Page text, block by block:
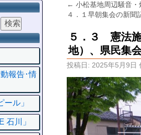
← 小松基地周辺騒音
４．１早朝集会の新聞
５．３ 憲法
地）、県民集
投稿日: 2025年5月9日
報告･情
ール」
石川」